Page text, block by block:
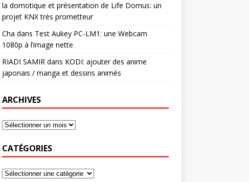
la domotique et présentation de Life Domus: un
projet KNX très prometteur
Cha dans Test Aukey PC-LM1: une Webcam
1080p à l’image nette
RIADI SAMIRdans KODI: ajouter des anime
japonais / manga et dessins animés
ARCHIVES
CATÉGORIES